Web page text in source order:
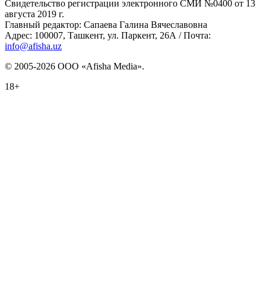
Свидетельство регистрации электронного СМИ №0400 от 13
августа 2019 г.
Главный редактор: Сапаева Галина Вячеславовна
Адрес: 100007, Ташкент, ул. Паркент, 26А / Почта:
info@afisha.uz
© 2005-2026 ООО «Afisha Media».
18+